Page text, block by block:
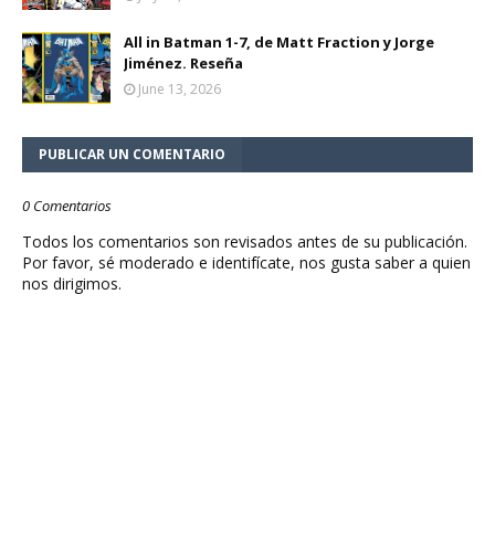
All in Batman 1-7, de Matt Fraction y Jorge
Jiménez. Reseña
June 13, 2026
PUBLICAR UN COMENTARIO
0 Comentarios
Todos los comentarios son revisados antes de su publicación.
Por favor, sé moderado e identifícate, nos gusta saber a quien
nos dirigimos.